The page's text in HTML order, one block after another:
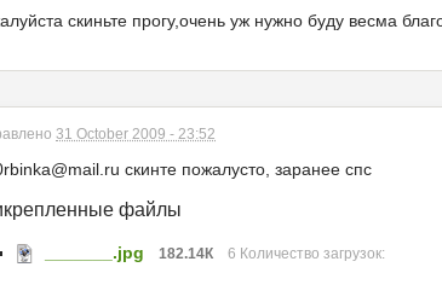
скиньте прогу,очень уж нужно буду весма
31 October 2009 - 23:52
скинте пожалусто, заранее спс
файлы
_______.jpg 182.14К 6 Количество загрузок: